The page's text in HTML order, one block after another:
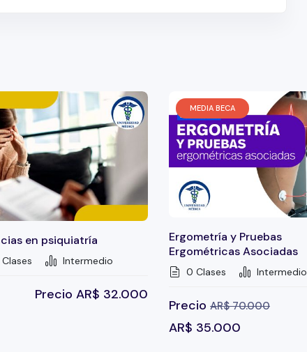
en psiquiatría
Intermedio
Precio AR$ 32.000
MEDIA BECA
Ergometría y Pruebas
Ergométricas Asociadas
0 Clases Intermedio
Precio AR$70.000
AR$ 35.000